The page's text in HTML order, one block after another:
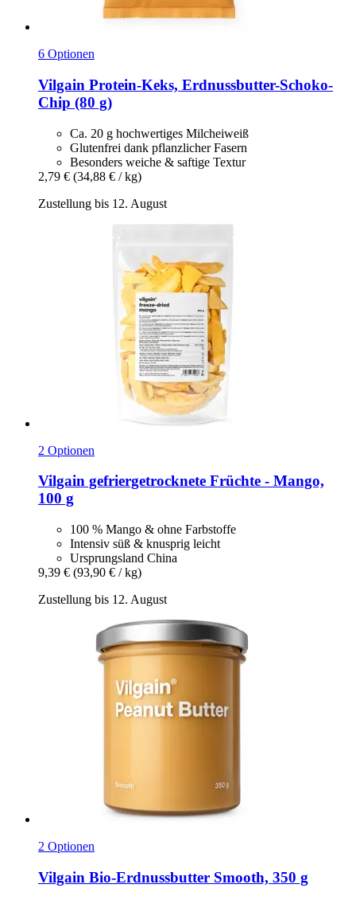
6 Optionen
Vilgain Protein-​Keks, Erdnussbutter-​Schoko-​
Chip (80 g)
Ca. 20 g hochwertiges Milcheiweiß
Glutenfrei dank pflanzlicher Fasern
Besonders weiche & saftige Textur
2,79 € (34,88 € / kg)
Zustellung bis 12. August
2 Optionen
Vilgain gefriergetrocknete Früchte -​ Mango,
100 g
100 % Mango & ohne Farbstoffe
Intensiv süß & knusprig leicht
Ursprungsland China
9,39 € (93,90 € / kg)
Zustellung bis 12. August
2 Optionen
Vilgain Bio-​Erdnussbutter Smooth, 350 g